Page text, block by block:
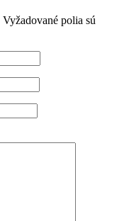
Vyžadované polia sú